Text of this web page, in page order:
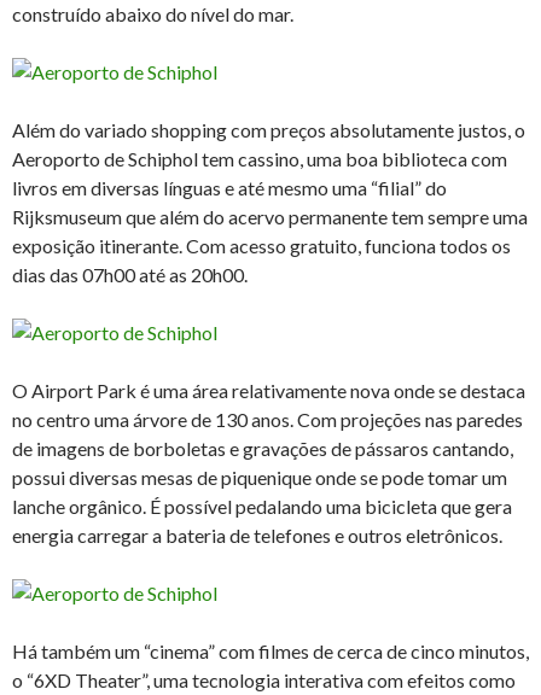
construído abaixo do nível do mar.
Além do variado shopping com preços absolutamente justos, o
Aeroporto de Schiphol tem cassino, uma boa biblioteca com
livros em diversas línguas e até mesmo uma “filial” do
Rijksmuseum que além do acervo permanente tem sempre uma
exposição itinerante. Com acesso gratuito, funciona todos os
dias das 07h00 até as 20h00.
O Airport Park é uma área relativamente nova onde se destaca
no centro uma árvore de 130 anos. Com projeções nas paredes
de imagens de borboletas e gravações de pássaros cantando,
possui diversas mesas de piquenique onde se pode tomar um
lanche orgânico. É possível pedalando uma bicicleta que gera
energia carregar a bateria de telefones e outros eletrônicos.
Há também um “cinema” com filmes de cerca de cinco minutos,
o “6XD Theater”, uma tecnologia interativa com efeitos como